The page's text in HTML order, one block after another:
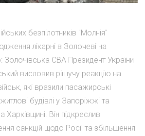
безпілотників "Молнія"
лікарні в Золочеві на
Золочівська СВА Президент України
висловив рішучу реакцію на
які вразили пасажирські
будівлі у Запоріжжі та
Харківщині. Він підкреслив
санкцій щодо Росії та збільшення